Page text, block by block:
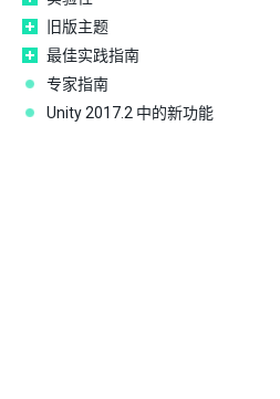
旧版主题
最佳实践指南
专家指南
Unity 2017.2 中的新功能